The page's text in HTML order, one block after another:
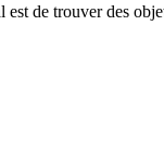
de trouver des